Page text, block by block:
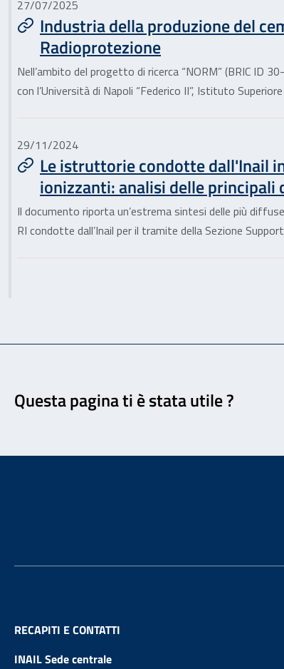
27/07/2025
Industria della produzione del
Radioprotezione
Nell’ambito del progetto di ricerca “NORM” (BRIC ID
con l’Università di Napoli “Federico II”, Istituto
29/11/2024
Le istruttorie condotte dall'Inail
ionizzanti: analisi delle principali
Il documento riporta un’estrema sintesi delle più
RI condotte dall’Inail per il tramite della Sezione
Questa pagina ti è stata utile ?
RECAPITI E CONTATTI
INAIL Sede centrale